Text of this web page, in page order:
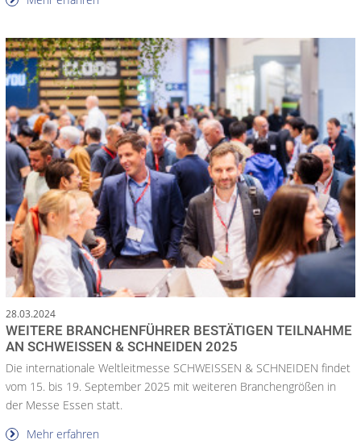
28.03.2024
WEITERE BRANCHENFÜHRER BESTÄTIGEN TEILNAHME
AN SCHWEISSEN & SCHNEIDEN 2025
Die internationale Weltleitmesse SCHWEISSEN & SCHNEIDEN findet
vom 15. bis 19. September 2025 mit weiteren Branchengrößen in
der Messe Essen statt.
Mehr erfahren